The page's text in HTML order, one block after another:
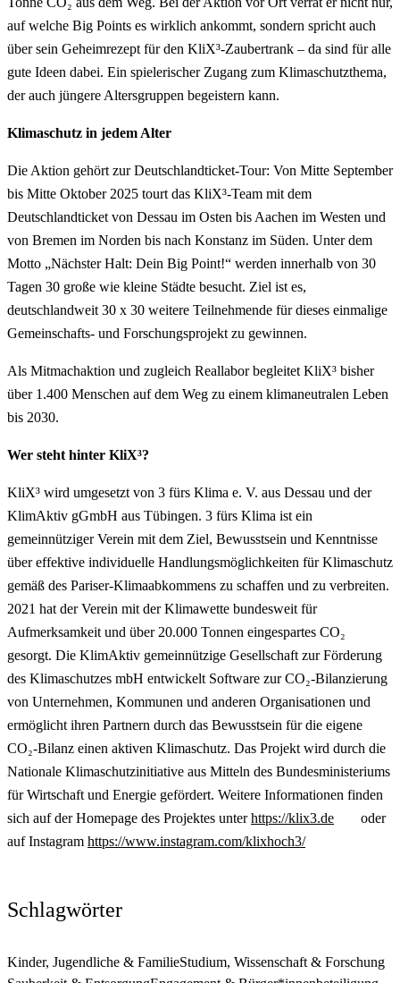
auf welche Big Points es wirklich ankommt, sondern spricht auch
über sein Geheimrezept für den KliX³-Zaubertrank – da sind für alle
gute Ideen dabei. Ein spielerischer Zugang zum Klimaschutzthema,
der auch jüngere Altersgruppen begeistern kann.
Klimaschutz in jedem Alter
Die Aktion gehört zur Deutschlandticket-Tour: Von Mitte September
bis Mitte Oktober 2025 tourt das KliX³-Team mit dem
Deutschlandticket von Dessau im Osten bis Aachen im Westen und
von Bremen im Norden bis nach Konstanz im Süden. Unter dem
Motto „Nächster Halt: Dein Big Point!“ werden innerhalb von 30
Tagen 30 große wie kleine Städte besucht. Ziel ist es,
deutschlandweit 30 x 30 weitere Teilnehmende für dieses einmalige
Gemeinschafts- und Forschungsprojekt zu gewinnen.
Als Mitmachaktion und zugleich Reallabor begleitet KliX³ bisher
über 1.400 Menschen auf dem Weg zu einem klimaneutralen Leben
bis 2030.
Wer steht hinter KliX³?
KliX³ wird umgesetzt von 3 fürs Klima e. V. aus Dessau und der
KlimAktiv gGmbH aus Tübingen. 3 fürs Klima ist ein
gemeinnütziger Verein mit dem Ziel, Bewusstsein und Kenntnisse
über effektive individuelle Handlungsmöglichkeiten für Klimaschutz
gemäß des Pariser-Klimaabkommens zu schaffen und zu verbreiten.
2021 hat der Verein mit der Klimawette bundesweit für
Aufmerksamkeit und über 20.000 Tonnen eingespartes CO₂
gesorgt. Die KlimAktiv gemeinnützige Gesellschaft zur Förderung
des Klimaschutzes mbH entwickelt Software zur CO₂-Bilanzierung
von Unternehmen, Kommunen und anderen Organisationen und
ermöglicht ihren Partnern durch das Bewusstsein für die eigene
CO₂-Bilanz einen aktiven Klimaschutz. Das Projekt wird durch die
Nationale Klimaschutzinitiative aus Mitteln des Bundesministeriums
für Wirtschaft und Energie gefördert. Weitere Informationen finden
sich auf der Homepage des Projektes unterhttps://klix3.de
oder
auf Instagram https://www.instagram.com/klixhoch3/
Schlagwörter
Kinder, Jugendliche & FamilieStudium, Wissenschaft & Forschung